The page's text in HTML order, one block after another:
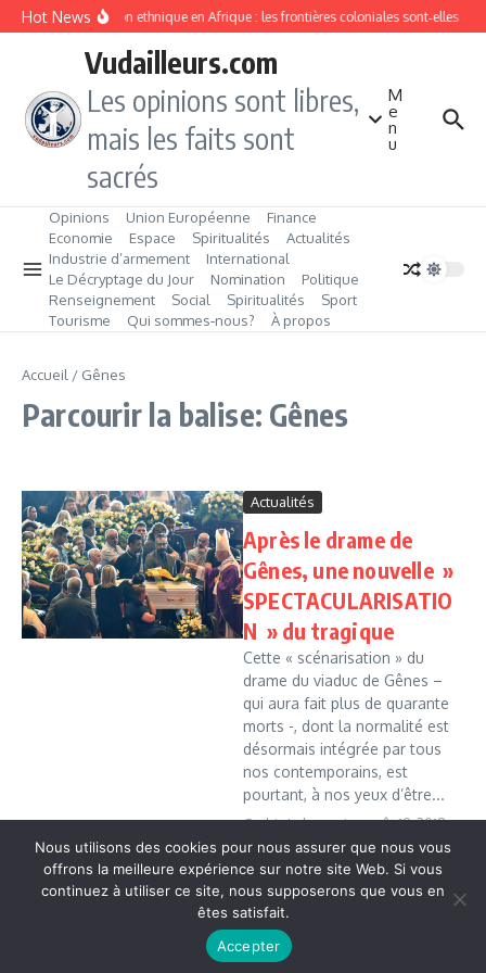
Aller au contenu
Hot NewsDivision ethnique en Afrique : les frontières coloniales sont‑elles
Vudailleurs.com
Les opinions sont libres,
mais les faits sont
sacrés
M
e
n
u
Opinions Union Européenne
Finance
Economie
Espace Spiritualités
Actualités
Industrie d’armement
International
Le Décryptage du Jour
Nomination
Politique
Renseignement
Social Spiritualités
Sport
Tourisme
Qui sommes‑nous? À propos
Accueil / Gênes
Parcourir la balise: Gênes
Actualités
Après le drame de
Gênes, une nouvelle »
SPECTACULARISATIO
N » du tragique
Cette « scénarisation » du
drame du viaduc de Gênes –
qui aura fait plus de quarante
morts -, dont la normalité est
désormais intégrée par tous
nos contemporains, est
pourtant, à nos yeux d’être...
Cedric Leboussi août 19, 2018
Read More
Copyright © 2026 Vudailleurs.com | Réalisé par
d'actualités X
Nous utilisons des cookies pour nous assurer que nous vous
offrons la meilleure expérience sur notre site Web. Si vous
continuez à utiliser ce site, nous supposerons que vous en
êtes satisfait.
Accepter